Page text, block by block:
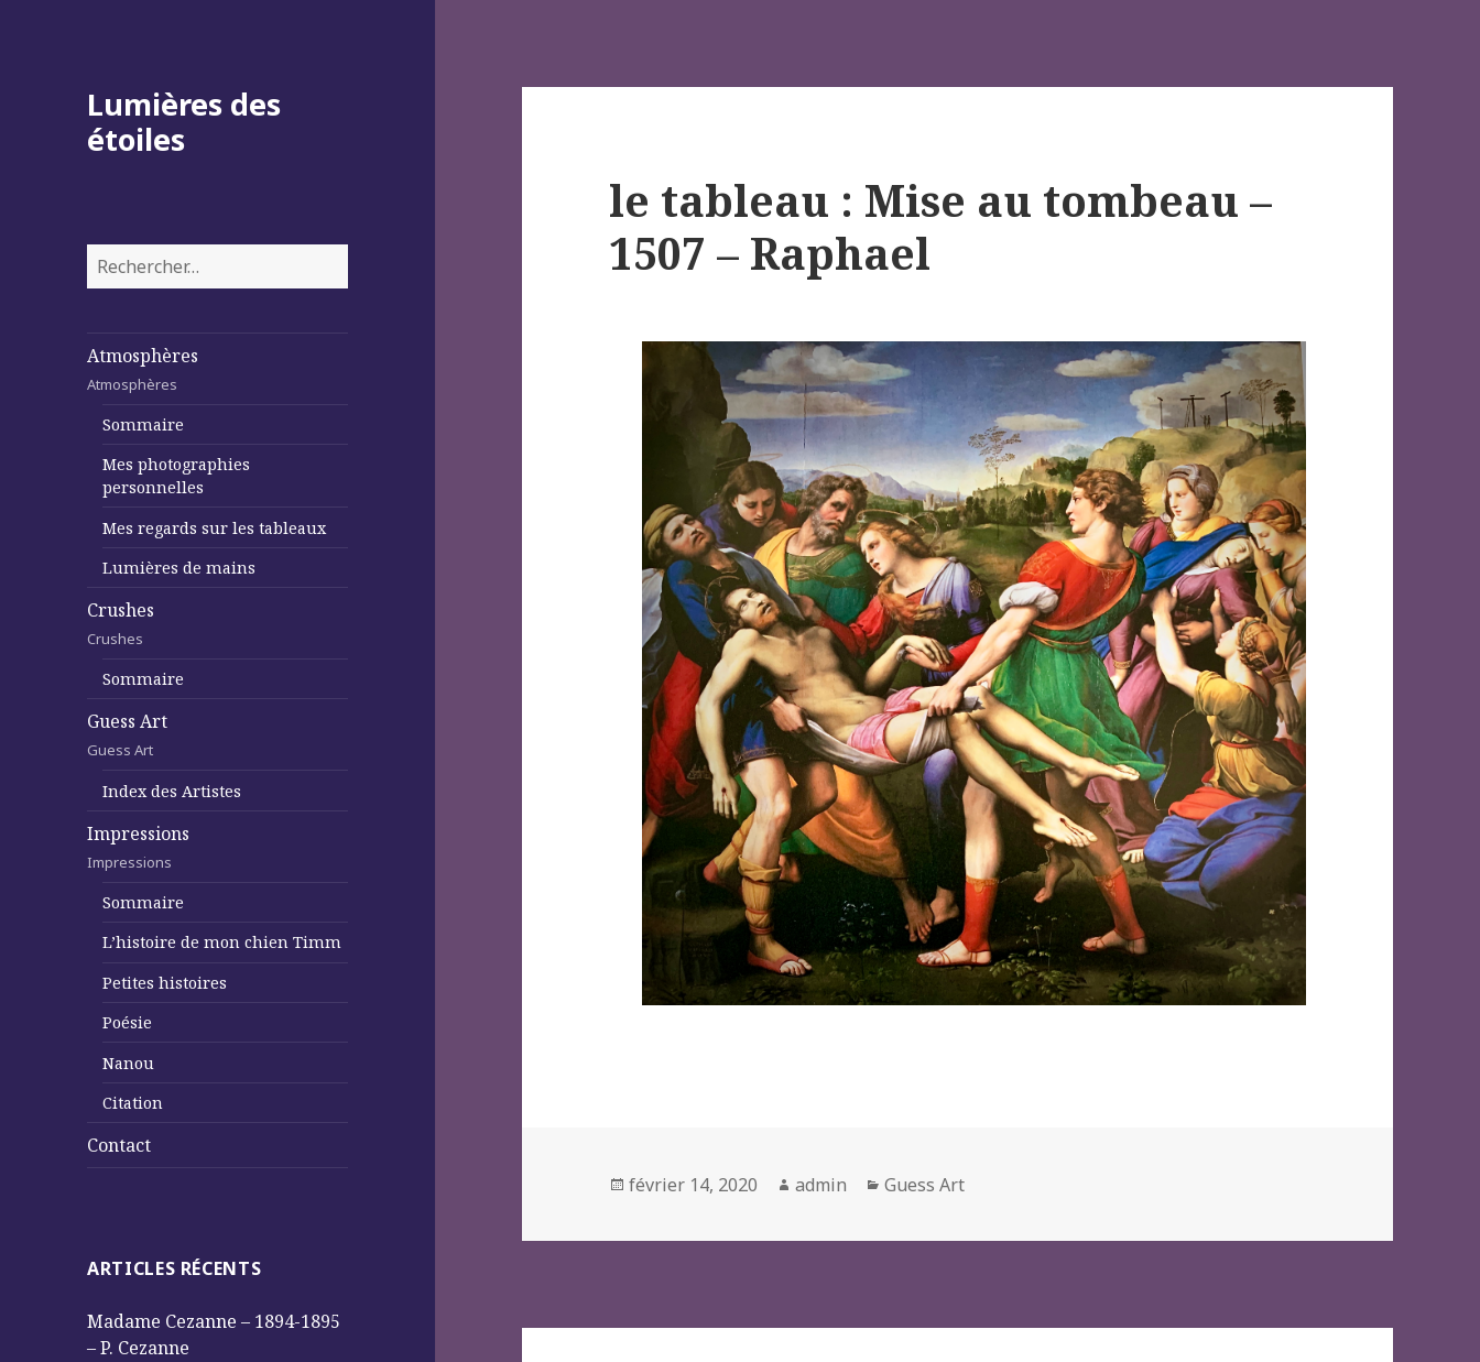
Lumières des
étoiles
Rechercher :
Atmosphères
Atmosphères
Sommaire
Mes photographies
personnelles
Mes regards sur les tableaux
Lumières de mains
Crushes
Crushes
Sommaire
Guess Art
Guess Art
Index des Artistes
Impressions
Impressions
Sommaire
L’histoire de mon chien Timm
Petites histoires
Poésie
Nanou
Citation
Contact
ARTICLES RÉCENTS
Madame Cezanne – 1894-1895
– P. Cezanne
le tableau : Mise au tombeau –
1507 – Raphael
Posted
février 14, 2020 Author
admin Categories
Guess Art